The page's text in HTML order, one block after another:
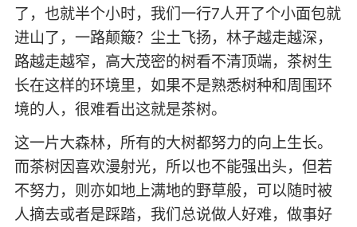
了，也就半个小时，我们一行7人开了个小面包就
进山了，一路颠簸？尘土飞扬，林子越走越深，
路越走越窄，高大茂密的树看不清顶端，茶树生
长在这样的环境里，如果不是熟悉树种和周围环
境的人，很难看出这就是茶树。
这一片大森林，所有的大树都努力的向上生长。
而茶树因喜欢漫射光，所以也不能强出头，但若
不努力，则亦如地上满地的野草般，可以随时被
人摘去或者是踩踏，我们总说做人好难，做事好